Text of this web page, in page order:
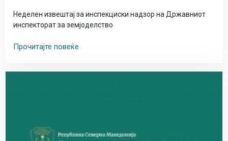
Неделен извештај за инспекциски надзор на Државниот
инспекторат за земјоделство
Прочитајте повеќе